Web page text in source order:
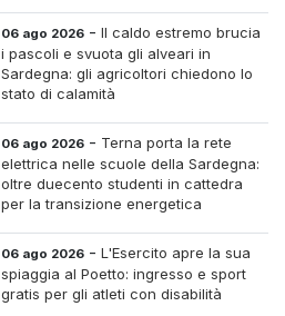
06 ago 2026 -Il caldo estremo brucia
i pascoli e svuota gli alveari in
Sardegna: gli agricoltori chiedono lo
stato di calamità
06 ago 2026 - Terna porta la rete
elettrica nelle scuole della Sardegna:
oltre duecento studenti in cattedra
per la transizione energetica
06 ago 2026 -L'Esercito apre la sua
spiaggia al Poetto: ingresso e sport
gratis per gli atleti con disabilità